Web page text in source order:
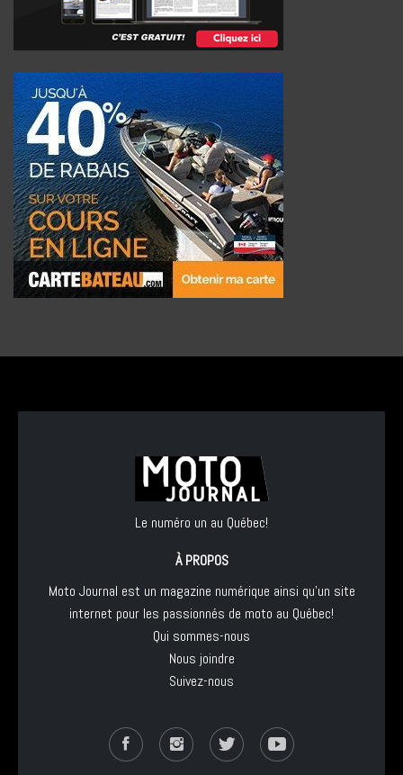
Le numéro un au Québec!
À PROPOS
Moto Journal est un magazine numérique ainsi qu'un site
internet pour les passionnés de moto au Québec!
Qui sommes-nous
Nous joindre
Suivez-nous